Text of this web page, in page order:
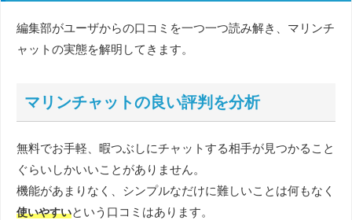
編集部がユーザからの口コミを一つ一つ読み解き、マリンチ
ャットの実態を解明してきます。
マリンチャットの良い評判を分析
無料でお手軽、暇つぶしにチャットする相手が見つかること
ぐらいしかいいことがありません。
機能があまりなく、シンプルなだけに難しいことは何もなく
使いやすいという口コミはあります。